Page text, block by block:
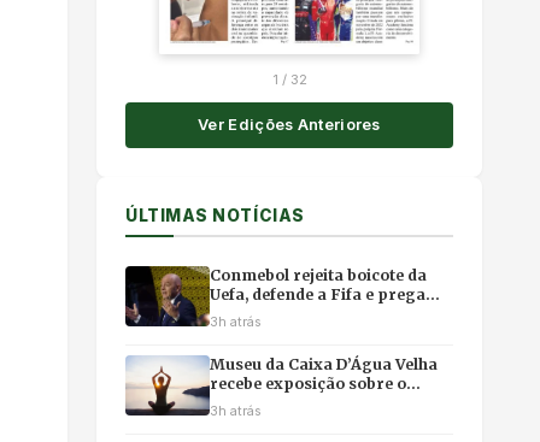
1 / 32
Ver Edições Anteriores
ÚLTIMAS NOTÍCIAS
Conmebol rejeita boicote da
Uefa, defende a Fifa e prega
equilíbrio após recuo de
3h atrás
Museu da Caixa D’Água Velha
recebe exposição sobre o
Pantanal com yôga imersivo e
3h atrás